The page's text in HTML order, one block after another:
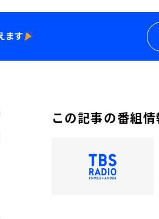
この記事の番組情